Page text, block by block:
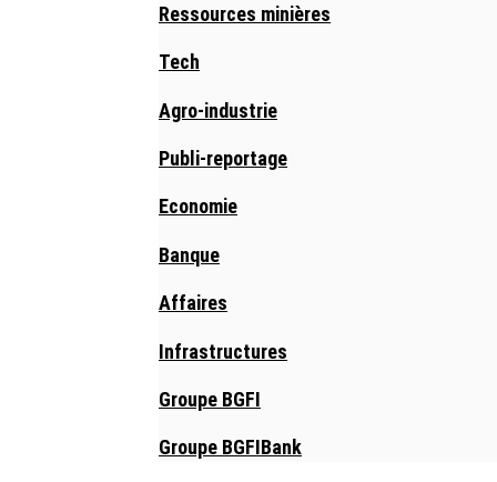
Ressources minières
Tech
Agro-industrie
Publi-reportage
Economie
Banque
Affaires
Infrastructures
Groupe BGFI
Groupe BGFIBank